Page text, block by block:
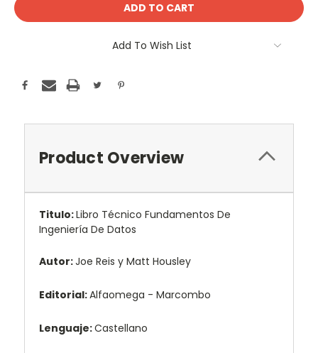
Add To Wish List
Product Overview
Titulo:Libro Técnico Fundamentos De
Ingeniería De Datos
Autor:Joe Reis y Matt Housley
Editorial:Alfaomega - Marcombo
Lenguaje:Castellano